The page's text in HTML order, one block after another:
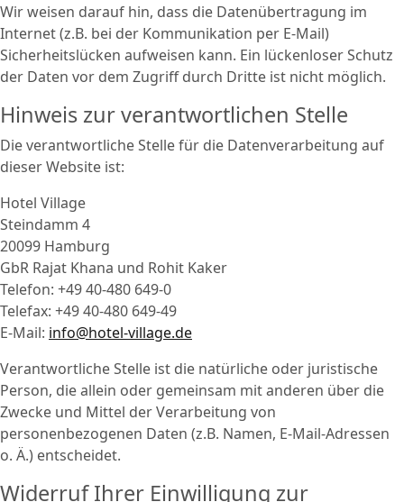
Wir weisen darauf hin, dass die Datenübertragung im
Internet (z.B. bei der Kommunikation per E-Mail)
Sicherheitslücken aufweisen kann. Ein lückenloser Schutz
der Daten vor dem Zugriff durch Dritte ist nicht möglich.
Hinweis zur verantwortlichen Stelle
Die verantwortliche Stelle für die Datenverarbeitung auf
dieser Website ist:
Hotel Village
Steindamm 4
20099 Hamburg
GbR Rajat Khana und Rohit Kaker
Telefon: +49 40-480 649-0
Telefax: +49 40-480 649-49
E-Mail: info@hotel-village.de
Verantwortliche Stelle ist die natürliche oder juristische
Person, die allein oder gemeinsam mit anderen über die
Zwecke und Mittel der Verarbeitung von
personenbezogenen Daten (z.B. Namen, E-Mail-Adressen
o. Ä.) entscheidet.
Widerruf Ihrer Einwilligung zur